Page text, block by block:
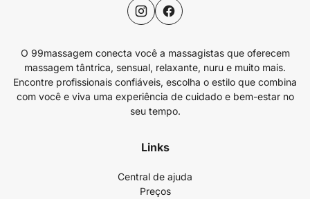
O 99massagem conecta você a massagistas que oferecem
massagem tântrica, sensual, relaxante, nuru e muito mais.
Encontre profissionais confiáveis, escolha o estilo que combina
com você e viva uma experiência de cuidado e bem-estar no
seu tempo.
Links
Central de ajuda
Preços